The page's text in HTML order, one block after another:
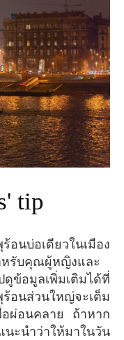
tip
หรับคุณผู้หญิงและ
อมูลเพิ่มเติมได้ที่
อนส่วนใหญ่จะเต็ม
ผ่อนคลาย ถ้าหาก
ะนำว่าให้มาในวัน